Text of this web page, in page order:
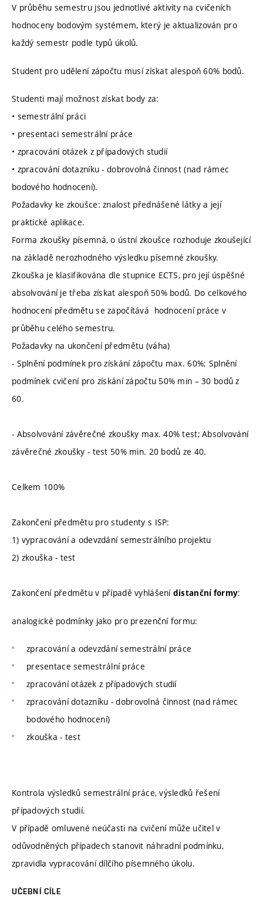
V průběhu semestru jsou jednotlivé aktivity na cvičeních
hodnoceny bodovým systémem, který je aktualizován pro
každý semestr podle typů úkolů.
Student pro udělení zápočtu musí získat alespoň 60% bodů.
Studenti mají možnost získat body za:
• semestrální práci
• presentaci semestrální práce
• zpracování otázek z případových studií
• zpracování dotazníku - dobrovolná činnost (nad rámec
bodového hodnocení).
Požadavky ke zkoušce: znalost přednášené látky a její
praktické aplikace.
Forma zkoušky písemná, o ústní zkoušce rozhoduje zkoušející
na základě nerozhodného výsledku písemné zkoušky.
Zkouška je klasifikována dle stupnice ECTS, pro její úspěšné
absolvování je třeba získat alespoň 50% bodů. Do celkového
hodnocení předmětu se započítává hodnocení práce v
průběhu celého semestru.
Požadavky na ukončení předmětu (váha)
- Splnění podmínek pro získání zápočtu max. 60%; Splnění
podmínek cvičení pro získání zápočtu 50% min – 30 bodů z
60.
- Absolvování závěrečné zkoušky max. 40% test; Absolvování
závěrečné zkoušky - test 50% min. 20 bodů ze 40.
Celkem 100%
Zakončení předmětu pro studenty s ISP:
1) vypracování a odevzdání semestrálního projektu
2) zkouška - test
Zakončení předmětu v případě vyhlášení distanční formy:
analogické podmínky jako pro prezenční formu:
zpracování a odevzdání semestrální práce
presentace semestrální práce
zpracování otázek z případových studií
zpracování dotazníku - dobrovolná činnost (nad rámec
bodového hodnocení)
zkouška - test
Kontrola výsledků semestrální práce, výsledků řešení
případových studií.
V případě omluvené neúčasti na cvičení může učitel v
odůvodněných případech stanovit náhradní podmínku,
zpravidla vypracování dílčího písemného úkolu.
UČEBNÍ CÍLE